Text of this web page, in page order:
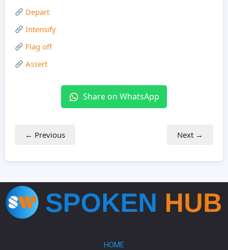
Depart
Intensify
Flag off
Assert
Share on WhatsApp
← Previous Next →
HOME